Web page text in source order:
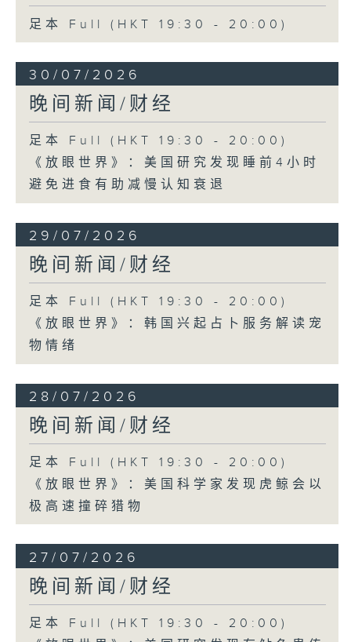
足本 Full (HKT 19:30 - 20:00)
30/07/2026
晚间新闻/财经
足本 Full (HKT 19:30 - 20:00)
《放眼世界》：美国研究发现睡前4小时
避免进食有助减慢认知衰退
29/07/2026
晚间新闻/财经
足本 Full (HKT 19:30 - 20:00)
《放眼世界》：韩国兴起占卜服务解读宠
物情绪
28/07/2026
晚间新闻/财经
足本 Full (HKT 19:30 - 20:00)
《放眼世界》：美国科学家发现虎鲸会以
极高速撞碎猎物
27/07/2026
晚间新闻/财经
足本 Full (HKT 19:30 - 20:00)